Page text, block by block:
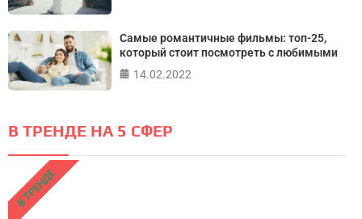
Самые романтичные фильмы: топ-25,
который стоит посмотреть с любимыми
14.02.2022
В ТРЕНДЕ НА 5 СФЕР
В ТРЕНДЕ